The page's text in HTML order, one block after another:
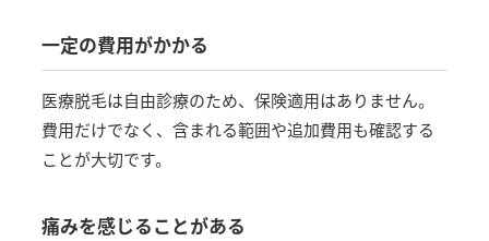
一定の費用がかかる
医療脱毛は自由診療のため、保険適用はありません。
費用だけでなく、含まれる範囲や追加費用も確認する
ことが大切です。
痛みを感じることがある